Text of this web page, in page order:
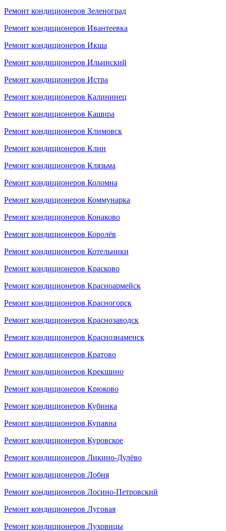
Ремонт кондиционеров Зеленоград
Ремонт кондиционеров Ивантеевка
Ремонт кондиционеров Икша
Ремонт кондиционеров Ильинский
Ремонт кондиционеров Истра
Ремонт кондиционеров Калининец
Ремонт кондиционеров Кашира
Ремонт кондиционеров Климовск
Ремонт кондиционеров Клин
Ремонт кондиционеров Клязьма
Ремонт кондиционеров Коломна
Ремонт кондиционеров Коммунарка
Ремонт кондиционеров Конаково
Ремонт кондиционеров Королёв
Ремонт кондиционеров Котельники
Ремонт кондиционеров Красково
Ремонт кондиционеров Красноармейск
Ремонт кондиционеров Красногорск
Ремонт кондиционеров Краснозаводск
Ремонт кондиционеров Краснознаменск
Ремонт кондиционеров Кратово
Ремонт кондиционеров Крекшино
Ремонт кондиционеров Крюково
Ремонт кондиционеров Кубинка
Ремонт кондиционеров Купавна
Ремонт кондиционеров Куровское
Ремонт кондиционеров Ликино-Дулёво
Ремонт кондиционеров Лобня
Ремонт кондиционеров Лосино-Петровский
Ремонт кондиционеров Луговая
Ремонт кондиционеров Луховицы